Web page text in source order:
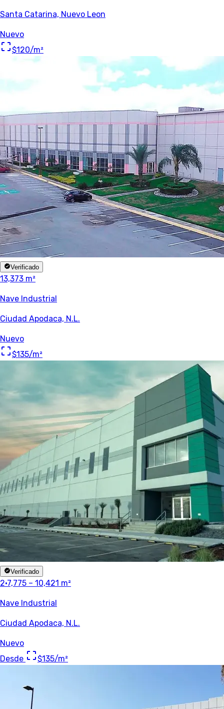
Santa Catarina, Nuevo Leon
Nuevo
$120/m²
Verificado
13,373 m²
Nave Industrial
Ciudad Apodaca, N.L.
Nuevo
$135/m²
Verificado
2·7,775 – 10,421 m²
Nave Industrial
Ciudad Apodaca, N.L.
Nuevo
Desde
$135/m²